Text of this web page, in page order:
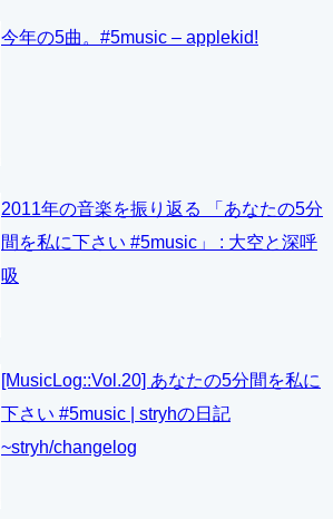
今年の5曲。#5music – applekid!
2011年の音楽を振り返る 「あなたの5分
間を私に下さい #5music」 : 大空と深呼
吸
[MusicLog::Vol.20] あなたの5分間を私に
下さい #5music | stryhの日記
~stryh/changelog